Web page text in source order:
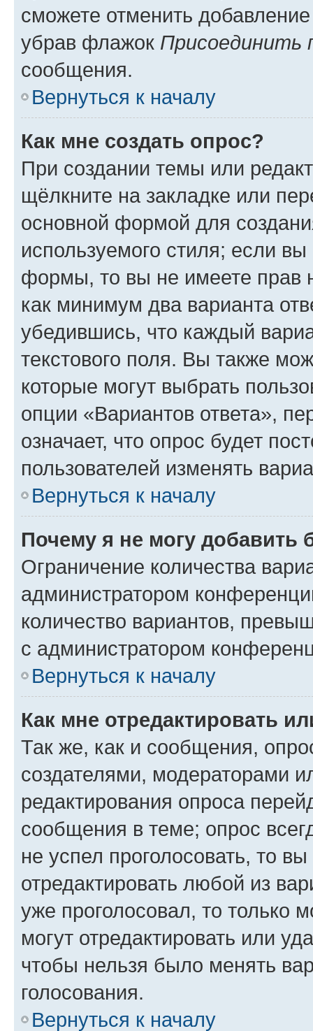
сможете отменить
убрав флажок Присоединить
сообщения.
Вернуться к началу
Как мне создать опрос?
При создании темы или
щёлкните на закладке или
основной формой для
используемого стиля; если
формы, то вы не имеете прав
как минимум два варианта
убедившись, что каждый
текстового поля. Вы также
которые могут выбрать
опции «Вариантов ответа»,
означает, что опрос будет
пользователей изменять
Вернуться к началу
Почему я не могу добавить
Ограничение количества
администратором
количество вариантов,
с администратором
Вернуться к началу
Как мне отредактировать
Так же, как и сообщения,
создателями, модераторами
редактирования опроса
сообщения в теме; опрос
не успел проголосовать, то
отредактировать любой из
уже проголосовал, то только
могут отредактировать или
чтобы нельзя было менять
голосования.
Вернуться к началу